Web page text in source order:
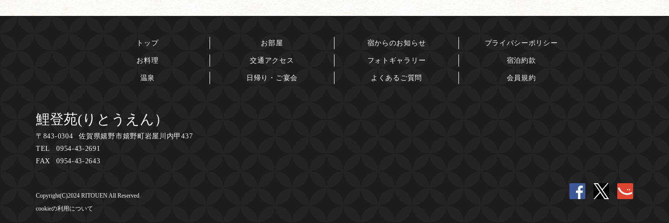
トップ
お料理
温泉
お部屋
交通アクセス
日帰り・ご宴会
宿からのお知らせ
フォトギャラリー
よくあるご質問
プライバシーポリシー
宿泊約款
会員規約
鯉登苑(りとうえん）
〒 843-0304
佐賀県嬉野市嬉野町岩屋川内甲437
TEL
0954-43-2691
FAX
0954-43-2643
Copyright(C)2024 RITOUEN All Reserved.
cookieの利用について